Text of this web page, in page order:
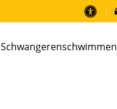
Schwangerenschwimmen